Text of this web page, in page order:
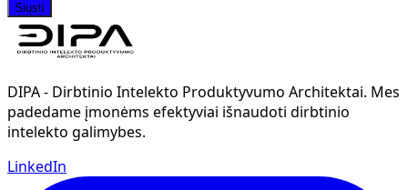
Siųsti
DIPA - Dirbtinio Intelekto Produktyvumo Architektai. Mes
padedame įmonėms efektyviai išnaudoti dirbtinio
intelekto galimybes.
LinkedIn